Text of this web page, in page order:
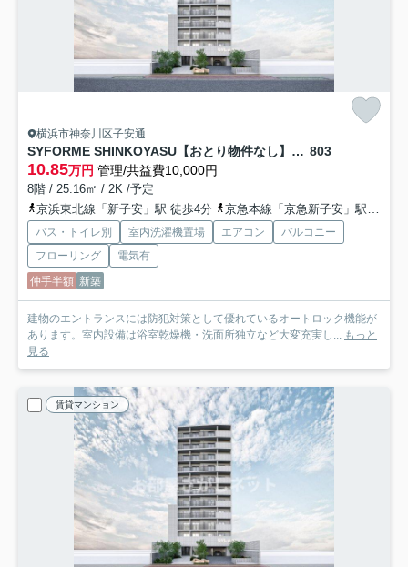
横浜市神奈川区子安通
SYFORME SHINKOYASU【おとり物件なし】#学生・社会人にオススメ！ 803
10.85万円 管理/共益費10,000円
8階 / 25.16㎡ / 2K /予定
京浜東北線「新子安」駅 徒歩4分
京急本線「京急新子安」駅 徒歩4分
バス・トイレ別 室内洗濯機置場 エアコン
バルコニー
フローリング
電気有
仲手半額 新築
建物のエントランスには防犯対策として優れているオートロック機能が
あります。室内設備は浴室乾燥機・洗面所独立など大変充実し... もっと
見る
賃貸マンション